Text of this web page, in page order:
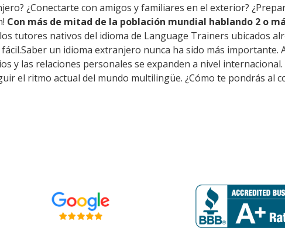
¿Conectarte con amigos y familiares en el exterior?
Con más de mitad de la población mundial hablando 2 o
tutores nativos del idioma de Language Trainers ubicados
un idioma extranjero nunca ha sido más
y las relaciones personales se expanden a nivel
el ritmo actual del mundo multilingüe. ¿Cómo te pondrás al